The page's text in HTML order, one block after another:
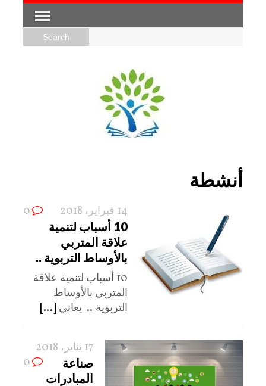
أنشطة
14 فبراير، 2018 0
10 أسباب لتنمية
علاقة المتربي
بالأوساط التربوية ..
10 أسباب لتنمية علاقة
المتربي بالأوساط
التربوية .. يعاني [...]
17 يناير، 2018
0
صناعة
المبادرات